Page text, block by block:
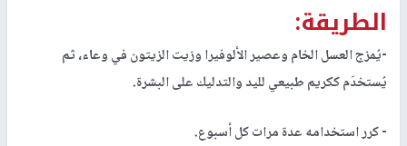
الطريقة:
-يُمزج العسل الخام وعصير الألوفيرا وزيت الزيتون في وعاء، ثم
يُستخدَم ككريم طبيعي لليد والتدليك على البشرة.
- كرر استخدامه عدة مرات كل أسبوع.